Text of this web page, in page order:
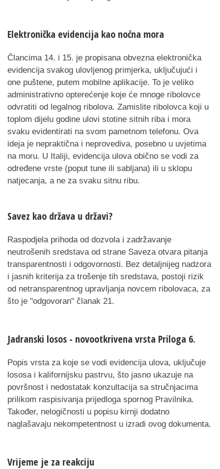
Elektronička evidencija kao noćna mora
Člancima 14. i 15. je propisana obvezna elektronička
evidencija svakog ulovljenog primjerka, uključujući i
one puštene, putem mobilne aplikacije. To je veliko
administrativno opterećenje koje će mnoge ribolovce
odvratiti od legalnog ribolova. Zamislite ribolovca koji u
toplom dijelu godine ulovi stotine sitnih riba i mora
svaku evidentirati na svom pametnom telefonu. Ova
ideja je nepraktična i neprovediva, posebno u uvjetima
na moru. U Italiji, evidencija ulova obično se vodi za
određene vrste (poput tune ili sabljana) ili u sklopu
natjecanja, a ne za svaku sitnu ribu.
Savez kao država u državi?
Raspodjela prihoda od dozvola i zadržavanje
neutrošenih sredstava od strane Saveza otvara pitanja
transparentnosti i odgovornosti. Bez detaljnijeg nadzora
i jasnih kriterija za trošenje tih sredstava, postoji rizik
od netransparentnog upravljanja novcem ribolovaca, za
što je "odgovoran" članak 21.
Jadranski losos - novootkrivena vrsta Priloga 6.
Popis vrsta za koje se vodi evidencija ulova, uključuje
lososa i kalifornijsku pastrvu, što jasno ukazuje na
površnost i nedostatak konzultacija sa stručnjacima
prilikom raspisivanja prijedloga spornog Pravilnika.
Također, nelogičnosti u popisu kirnji dodatno
naglašavaju nekompetentnost u izradi ovog dokumenta.
Vrijeme je za reakciju